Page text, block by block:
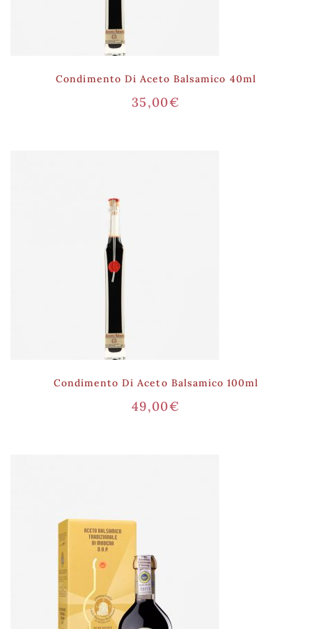
Condimento Di Aceto Balsamico 40ml
35,00€
Condimento Di Aceto Balsamico 100ml
49,00€